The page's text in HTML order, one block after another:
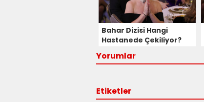
Bahar Dizisi Hangi
Hastanede Çekiliyor?
Yorumlar
Etiketler